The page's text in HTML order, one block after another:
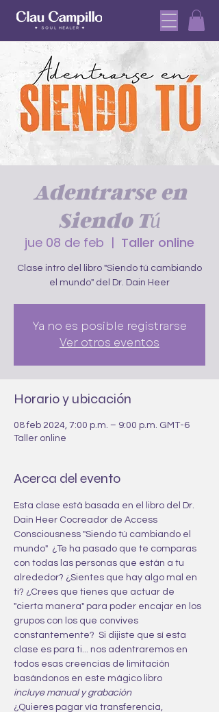
Adentrarse en
Siendo Tú
jue 08 de feb
  |
Taller online
Clase intro del libro "Siendo tú cambiando
el mundo" del Dr. Dain Heer
Ya no es posible registrarse
Ver otros eventos
Horario y ubicación
08 feb 2024, 7:00 p.m. – 9:00 p.m. GMT-6
Taller online
Acerca del evento
Esta clase está basada en el libro del Dr.
Dain Heer Cocreador de Access
Consciousness "Siendo tú cambiando el
mundo"  ¿Te ha pasado que te comparas
con todas las personas que están a tu
alrededor? ¿Sientes que hay algo mal en
ti? ¿Crees que tienes que actuar de
"cierta manera" para poder encajar en los
grupos con los que convives
constantemente?  Si dijiste que sí esta
clase es para ti... nos adentraremos en
todos esas creencias de limitación
basándonos en este mágico libro
incluye manual y grabación
¿Quieres pagar vía transferencia,